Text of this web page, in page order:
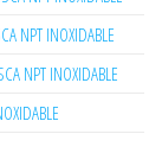
NPT INOXIDABLE
NPT INOXIDABLE